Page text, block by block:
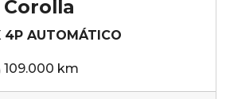
Corolla
4P AUTOMÁTICO
109.000 km